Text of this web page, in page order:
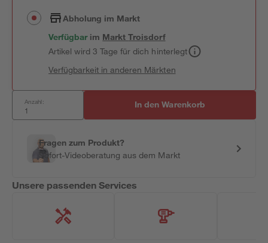
Abholung im Markt
Verfügbar im MarktTroisdorf
Artikel wird 3 Tage für dich hinterlegt
Verfügbarkeit in anderen Märkten
Anzahl: In den Warenkorb
Fragen zum Produkt?
Sofort-Videoberatung aus dem Markt
Unsere passenden Services